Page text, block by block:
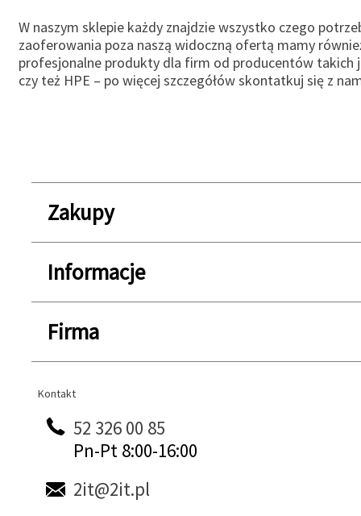
W naszym sklepie każdy znajdzie wszystko czego
zaoferowania poza naszą widoczną ofertą mamy
profesjonalne produkty dla firm od producentów takich
czy też HPE – po więcej szczegółów skontatkuj się z
Zakupy
Informacje
Firma
Kontakt
Kontakt
52 326 00 85
Pn-Pt 8:00-16:00
2it@2it.pl